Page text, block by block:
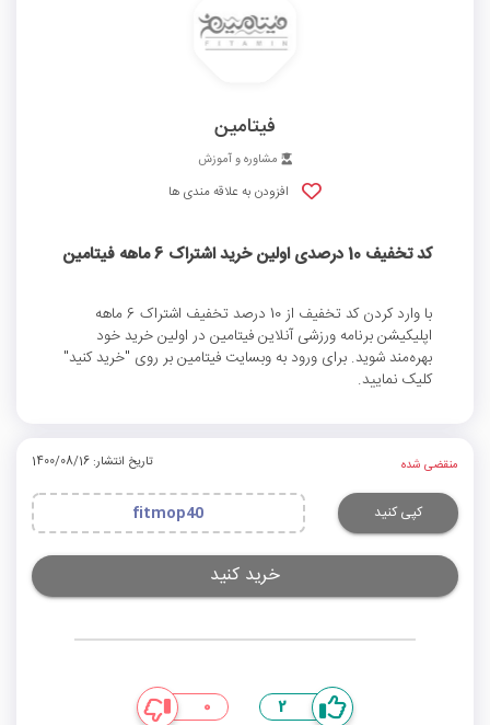
فیتامین
مشاوره و آموزش
افزودن به علاقه مندی ها
کد تخفیف 10 درصدی اولین خرید اشتراک 6 ماهه فیتامین
با وارد کردن کد تخفیف از 10 درصد تخفیف اشتراک 6 ماهه
اپلیکیشن برنامه ورزشی آنلاین فیتامین در اولین خرید خود
بهره‌مند شوید. برای ورود به وبسایت فیتامین بر روی "خرید کنید"
کلیک نمایید.
منقضی شده تاریخ انتشار: 1400/08/16
کپی کنید fitmop40
خرید کنید
2
0